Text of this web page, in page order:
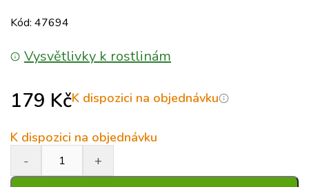
Kód: 47694
Vysvětlivky k rostlinám
179 KčK dispozici na objednávku
K dispozici na objednávku